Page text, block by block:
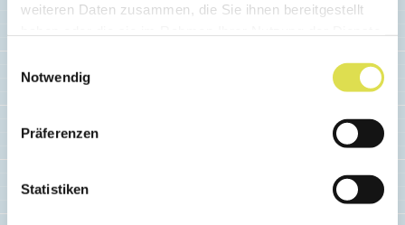
weiteren Daten zusammen, die Sie ihnen bereitgestellt
Notwendig
Präferenzen
Statistiken